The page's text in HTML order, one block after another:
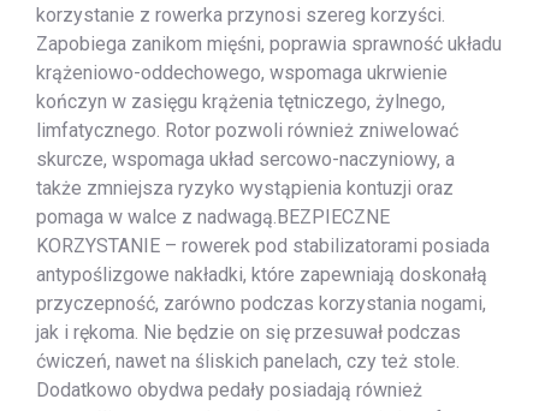
korzystanie z rowerka przynosi szereg korzyści.
Zapobiega zanikom mięśni, poprawia sprawność układu
krążeniowo-oddechowego, wspomaga ukrwienie
kończyn w zasięgu krążenia tętniczego, żylnego,
limfatycznego. Rotor pozwoli również zniwelować
skurcze, wspomaga układ sercowo-naczyniowy, a
także zmniejsza ryzyko wystąpienia kontuzji oraz
pomaga w walce z nadwagą.BEZPIECZNE
KORZYSTANIE – rowerek pod stabilizatorami posiada
antypoślizgowe nakładki, które zapewniają doskonałą
przyczepność, zarówno podczas korzystania nogami,
jak i rękoma. Nie będzie on się przesuwał podczas
ćwiczeń, nawet na śliskich panelach, czy też stole.
Dodatkowo obydwa pedały posiadają również